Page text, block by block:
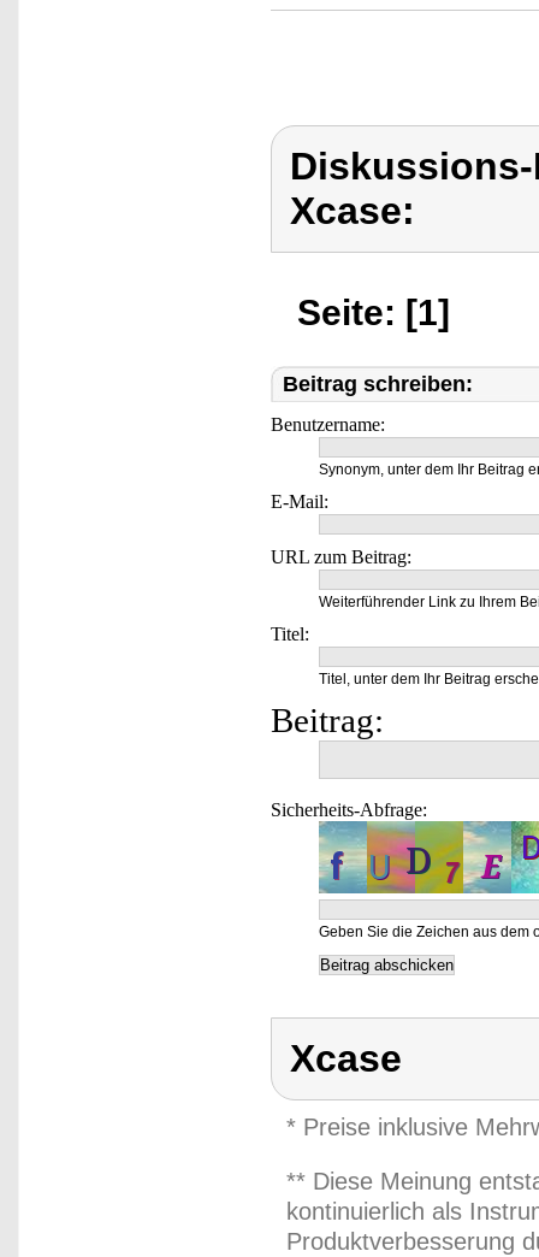
Xcase:
Seite: [1]
Beitrag schreiben:
Benutzername:
Synonym, unter dem Ihr Beitrag
E-Mail:
URL zum Beitrag:
Weiterführender Link zu Ihrem
Titel:
Titel, unter dem Ihr Beitrag
Beitrag:
Sicherheits-Abfrage:
Geben Sie die Zeichen aus dem
Xcase
* Preise inklusive
** Diese Meinung
kontinuierlich als
Produktverbesserung